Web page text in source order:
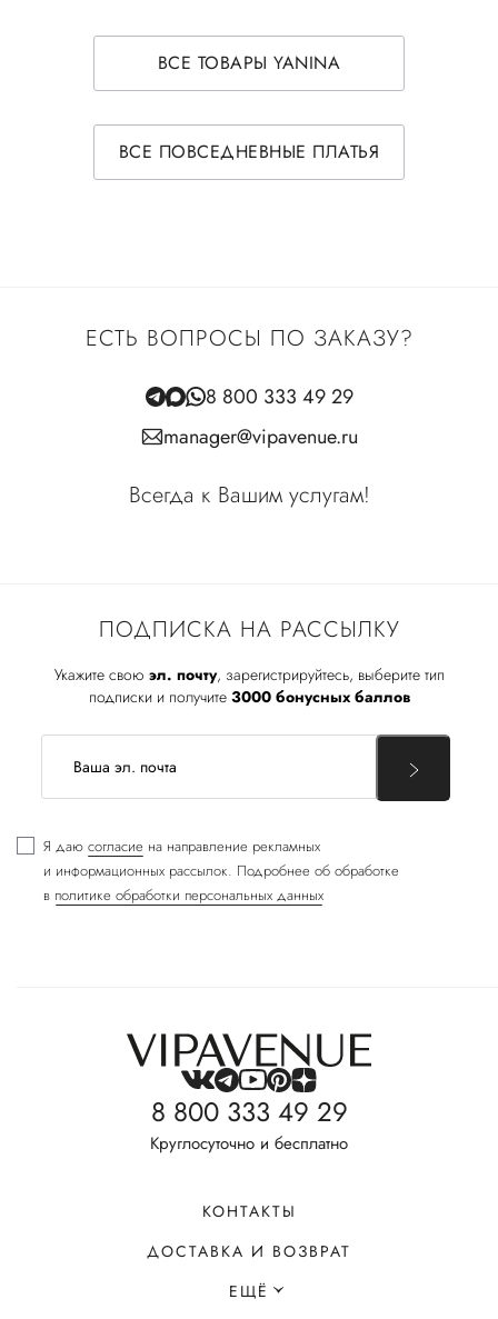
ВСЕ ТОВАРЫ YANINA
ВСЕ ПОВСЕДНЕВНЫЕ ПЛАТЬЯ
ПОДПИСКА НА РАССЫЛКУ
Укажите свою эл. почту, зарегистрируйтесь, выберите тип
подписки и получите 3000 бонусных баллов
Я даю согласие на направление рекламных
и информационных рассылок. Подробнее об обработке
в политике обработки персональных данных
ЕСТЬ ВОПРОСЫ ПО ЗАКАЗУ?
8 800 333 49 29
manager@vipavenue.ru
Всегда к Вашим услугам!
8 800 333 49 29
Круглосуточно и бесплатно
КОНТАКТЫ
ДОСТАВКА И ВОЗВРАТ
ЕЩЁ